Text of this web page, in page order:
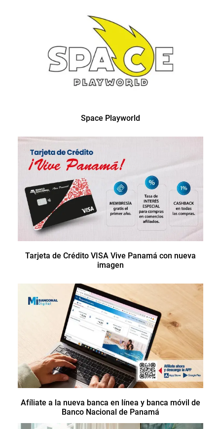
Space Playworld
Tarjeta de Crédito VISA Vive Panamá con nueva
imagen
Afíliate a la nueva banca en línea y banca móvil de
Banco Nacional de Panamá